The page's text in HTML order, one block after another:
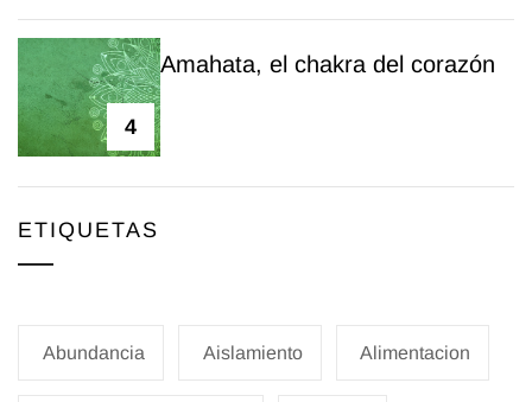
4
Amahata, el chakra del corazón
ETIQUETAS
Abundancia Aislamiento Alimentacion